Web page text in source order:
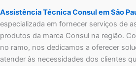
Assistência Técnica Consul em São
especializada em fornecer serviços de
produtos da marca Consul na região.
no ramo, nos dedicamos a oferecer
atender às necessidades dos clientes